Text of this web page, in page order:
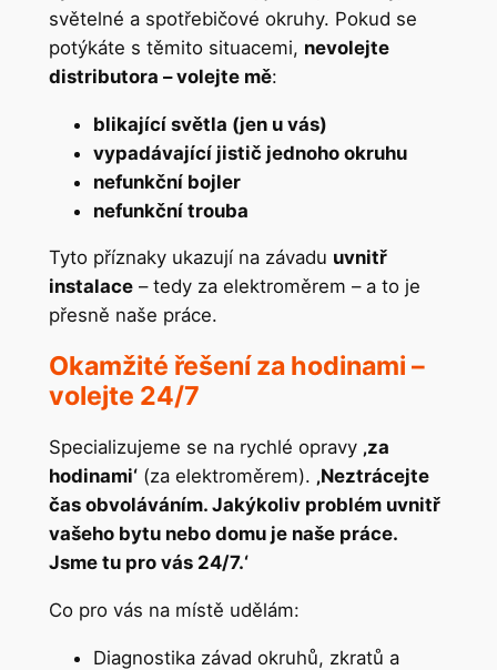
světelné a spotřebičové okruhy. Pokud se
potýkáte s těmito situacemi, nevolejte
distributora – volejte mě:
blikající světla (jen u vás)
vypadávající jistič jednoho okruhu
nefunkční bojler
nefunkční trouba
Tyto příznaky ukazují na závadu uvnitř
instalace– tedy za elektroměrem – a to je
přesně naše práce.
Okamžité řešení za hodinami –
volejte 24/7
Specializujeme se na rychlé opravy ‚za
hodinami‘(za elektroměrem). ‚Neztrácejte
čas obvoláváním. Jakýkoliv problém uvnitř
vašeho bytu nebo domu je naše práce.
Jsme tu pro vás 24/7.‘
Co pro vás na místě udělám:
Diagnostika závad okruhů, zkratů a